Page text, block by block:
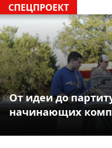
СПЕЦПРОЕКТ
От идеи до
начинающих